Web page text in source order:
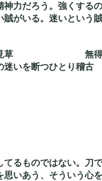
力だろう。強くする
賊がいる。迷いという
月見草 無得流
いを断つひとり稽
てるものではない。刀
思いあう、そういう心